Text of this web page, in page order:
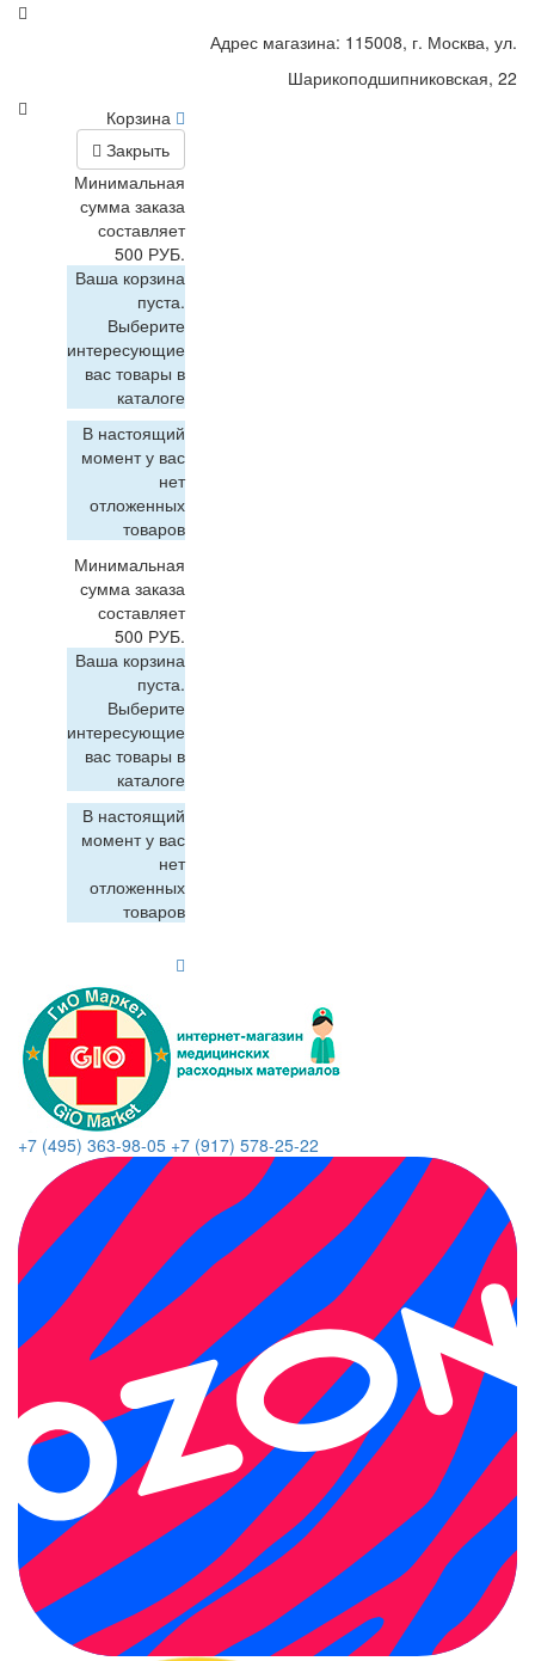
Адрес магазина: 115008, г. Москва, ул.
Шарикоподшипниковская, 22
Корзина
Закрыть
Минимальная
сумма заказа
составляет
500 РУБ.
Ваша корзина
пуста.
Выберите
интересующие
вас товары в
каталоге
В настоящий
момент у вас
нет
отложенных
товаров
Минимальная
сумма заказа
составляет
500 РУБ.
Ваша корзина
пуста.
Выберите
интересующие
вас товары в
каталоге
В настоящий
момент у вас
нет
отложенных
товаров
+7 (495) 363-98-05 +7 (917) 578-25-22